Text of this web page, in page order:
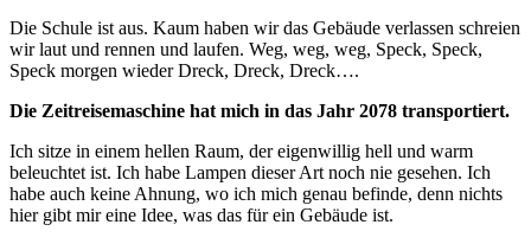
Die Schule ist aus. Kaum haben wir das Gebäude verlassen schreien
wir laut und rennen und laufen. Weg, weg, weg, Speck, Speck,
Speck morgen wieder Dreck, Dreck, Dreck….
Die Zeitreisemaschine hat mich in das Jahr 2078 transportiert.
Ich sitze in einem hellen Raum, der eigenwillig hell und warm
beleuchtet ist. Ich habe Lampen dieser Art noch nie gesehen. Ich
habe auch keine Ahnung, wo ich mich genau befinde, denn nichts
hier gibt mir eine Idee, was das für ein Gebäude ist.